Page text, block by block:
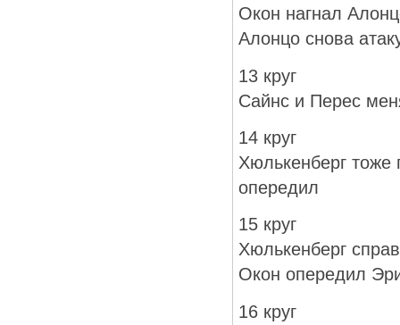
Окон нагнал
Алонцо снова
13 круг
Сайнс и Перес
14 круг
Хюлькенберг
опередил
15 круг
Хюлькенберг
Окон опередил
16 круг